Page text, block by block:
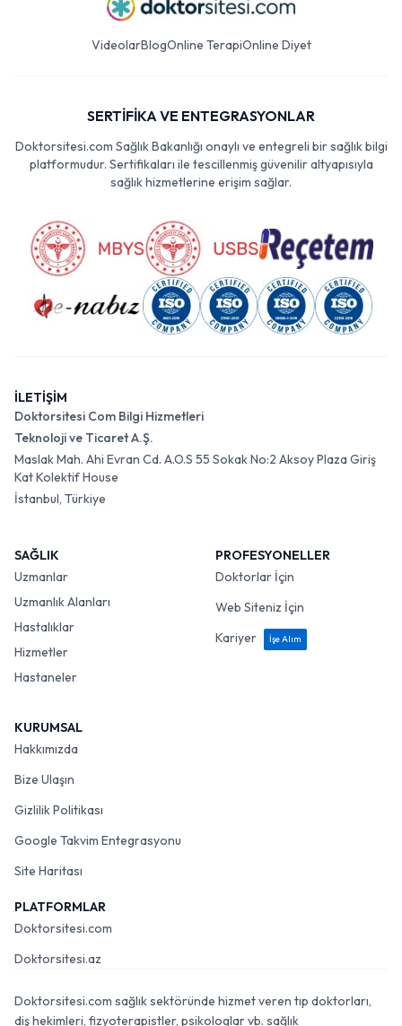
VideolarBlogOnline TerapiOnline Diyet
SERTİFİKA VE ENTEGRASYONLAR
Doktorsitesi.com Sağlık Bakanlığı onaylı ve entegreli bir sağlık bilgi
platformudur. Sertifikaları ile tescillenmiş güvenilir altyapısıyla
sağlık hizmetlerine erişim sağlar.
İLETİŞİM
Doktorsitesi Com Bilgi Hizmetleri
Teknoloji ve Ticaret A.Ş.
Maslak Mah. Ahi Evran Cd. A.O.S 55 Sokak No:2 Aksoy Plaza Giriş
Kat Kolektif House
İstanbul, Türkiye
SAĞLIK
Uzmanlar
Uzmanlık Alanları
Hastalıklar
Hizmetler
Hastaneler
PROFESYONELLER
Doktorlar İçin
Web Siteniz İçin
Kariyer
İşe Alım
KURUMSAL
Hakkımızda
Bize Ulaşın
Gizlilik Politikası
Google Takvim Entegrasyonu
Site Haritası
PLATFORMLAR
Doktorsitesi.com
Doktorsitesi.az
Doktorsitesi.com sağlık sektöründe hizmet veren tıp doktorları,
diş hekimleri, fizyoterapistler, psikologlar vb. sağlık